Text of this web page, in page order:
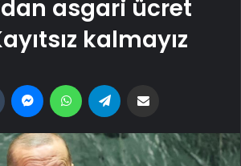
asgari ücret
kalmayız
Tumblr MessengerWhatsApp